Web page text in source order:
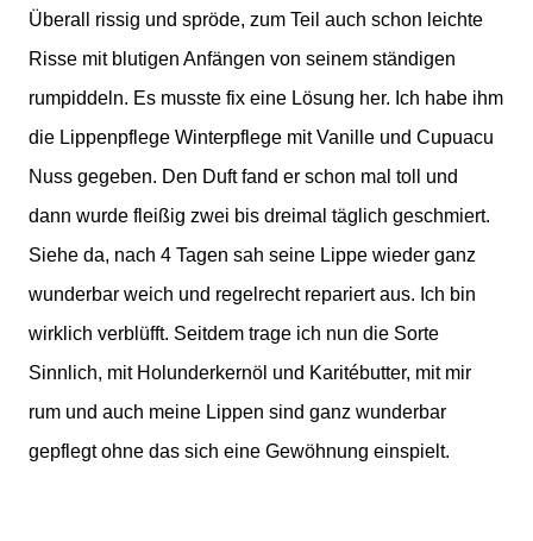
Überall rissig und spröde, zum Teil auch schon leichte
Risse mit blutigen Anfängen von seinem ständigen
rumpiddeln. Es musste fix eine Lösung her. Ich habe ihm
die Lippenpflege Winterpflege mit Vanille und Cupuacu
Nuss gegeben. Den Duft fand er schon mal toll und
dann wurde fleißig zwei bis dreimal täglich geschmiert.
Siehe da, nach 4 Tagen sah seine Lippe wieder ganz
wunderbar weich und regelrecht repariert aus. Ich bin
wirklich verblüfft. Seitdem trage ich nun die Sorte
Sinnlich, mit Holunderkernöl und Karitébutter, mit mir
rum und auch meine Lippen sind ganz wunderbar
gepflegt ohne das sich eine Gewöhnung einspielt.